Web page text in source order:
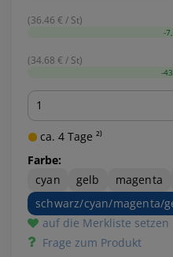
(36.46 € / St)
-
(34.68 € / St)
-
Menge
ca. 4 Tage ²⁾
Farbe:
cyan
gelb magenta
schwarz/cyan/magenta/
auf die Merkliste setzen
Frage zum Produkt